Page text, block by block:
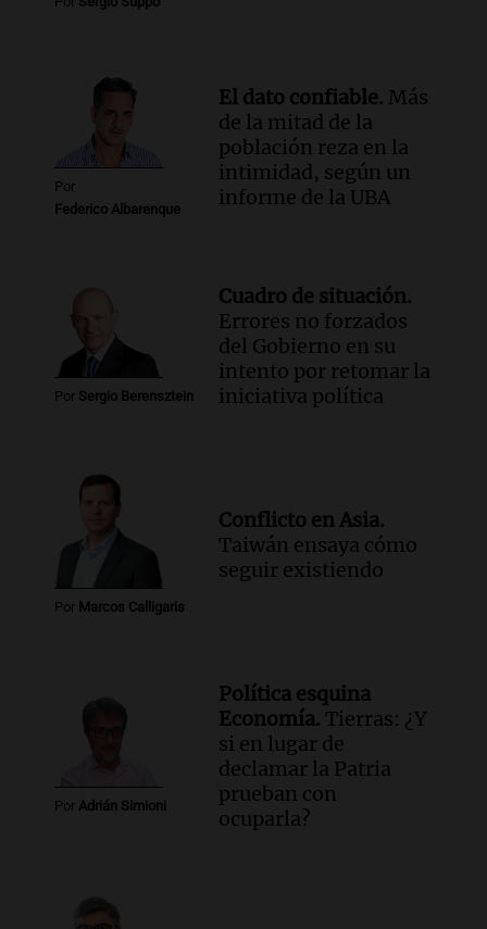
Panorama Federal
Episodios
Por
Federico Albarenque
El dato confiable. Más
de la mitad de la
población reza en la
intimidad, según un
informe de la UBA
Por Sergio Berensztein
Cuadro de situación.
Errores no forzados
del Gobierno en su
intento por retomar la
iniciativa política
Por Marcos Calligaris
Conflicto en Asia.
Taiwán ensaya cómo
seguir existiendo
Por Adrián Simioni
Política esquina
Economía. Tierras: ¿Y
si en lugar de
declamar la Patria
prueban con
ocuparla?